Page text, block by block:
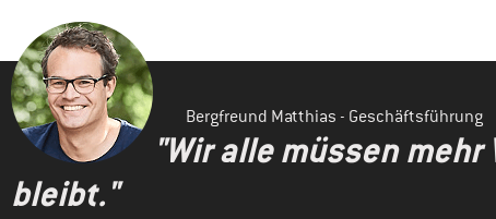
Bergfreund Matthias - Geschäftsführung
"Wir alle müssen
bleibt."